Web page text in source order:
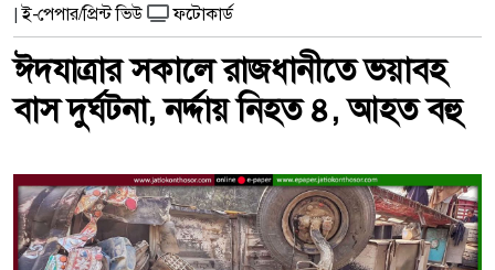
| ই-পেপার/প্রিন্ট ভিউ ফটোকার্ড
ঈদযাত্রার সকালে রাজধানীতে ভয়াবহ
বাস দুর্ঘটনা, নর্দ্দায় নিহত ৪, আহত বহু